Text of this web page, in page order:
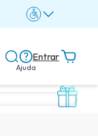
Ajuda
Entrar